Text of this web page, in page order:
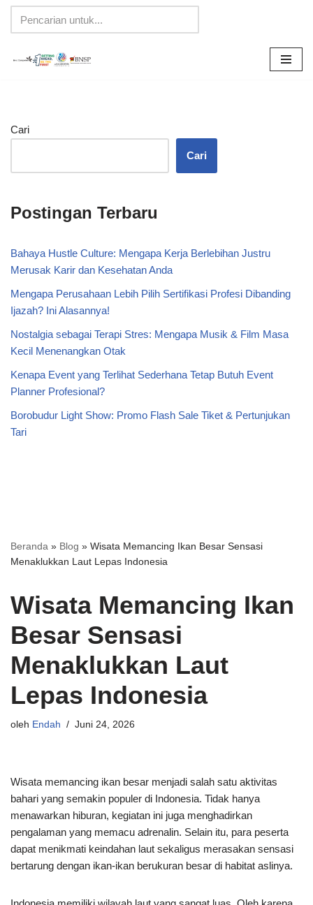
Lompat
Cari
Cari
Postingan Terbaru
Bahaya Hustle Culture: Mengapa Kerja Berlebihan Justru
Merusak Karir dan Kesehatan Anda
Mengapa Perusahaan Lebih Pilih Sertifikasi Profesi Dibanding
Ijazah? Ini Alasannya!
Nostalgia sebagai Terapi Stres: Mengapa Musik & Film Masa
Kecil Menenangkan Otak
Kenapa Event yang Terlihat Sederhana Tetap Butuh Event
Planner Profesional?
Borobudur Light Show: Promo Flash Sale Tiket & Pertunjukan
Tari
Beranda » Blog » Wisata Memancing Ikan Besar Sensasi
Menaklukkan Laut Lepas Indonesia
Wisata Memancing Ikan
Besar Sensasi
Menaklukkan Laut
Lepas Indonesia
oleh Endah Juni 24, 2026
Wisata memancing ikan besar menjadi salah satu aktivitas
bahari yang semakin populer di Indonesia. Tidak hanya
menawarkan hiburan, kegiatan ini juga menghadirkan
pengalaman yang memacu adrenalin. Selain itu, para peserta
dapat menikmati keindahan laut sekaligus merasakan sensasi
bertarung dengan ikan-ikan berukuran besar di habitat aslinya.